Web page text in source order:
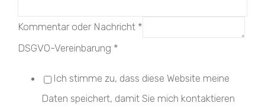
Kommentar oder Nachricht *
DSGVO-Vereinbarung *
Ich stimme zu, dass diese Website meine
Daten speichert, damit Sie mich kontaktieren